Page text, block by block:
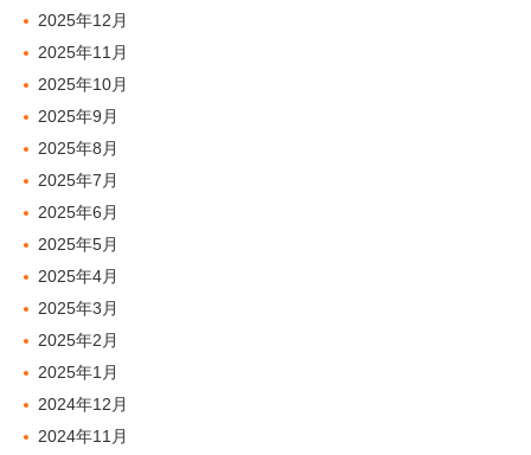
2025年12月
2025年11月
2025年10月
2025年9月
2025年8月
2025年7月
2025年6月
2025年5月
2025年4月
2025年3月
2025年2月
2025年1月
2024年12月
2024年11月